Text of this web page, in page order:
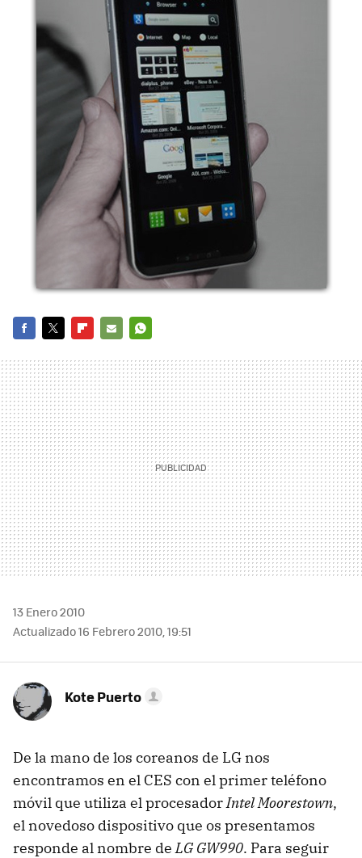
MAIL
13 Enero 2010
Actualizado 16 Febrero 2010, 19:51
Kote Puerto
De la mano de los coreanos de LG nos
encontramos en el CES con el primer teléfono
móvil que utiliza el procesadorIntel Moorestown,
el novedoso dispositivo que os presentamos
responde al nombre deLG GW990. Para seguir